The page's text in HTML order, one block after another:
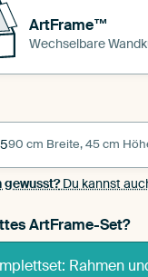
ArtFrame™
Wechselbare
90 cm Breite, 45 cm
gewusst?Du kannst
ArtFrame-Set?
Rahmen